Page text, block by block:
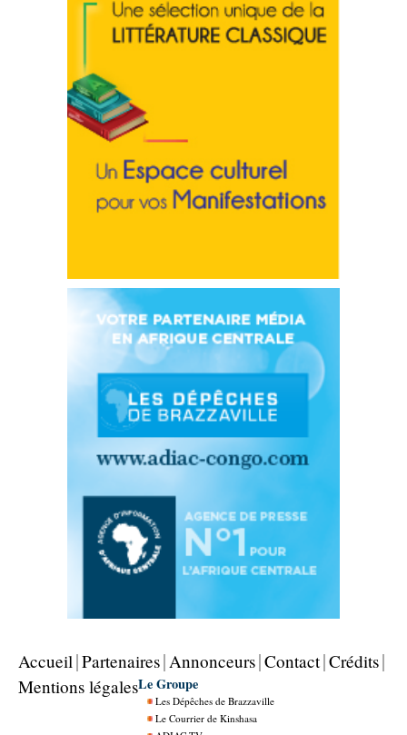
Accueil Partenaires Annonceurs Contact Crédits
Mentions légalesLe Groupe
Les Dépêches de Brazzaville
Le Courrier de Kinshasa